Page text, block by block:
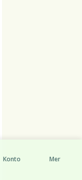
Konto Mer